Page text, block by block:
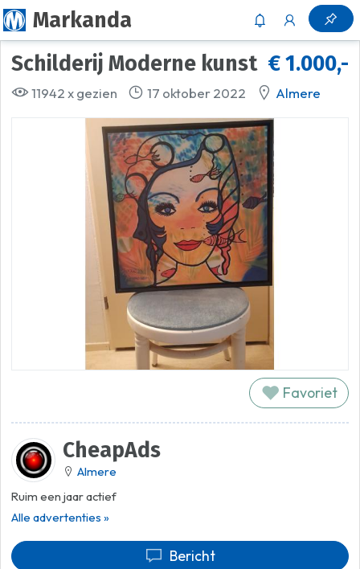
Markanda
€ 1.000,-
Schilderij Moderne kunst
11942 x gezien 17 oktober 2022 Almere
Favoriet
CheapAds
Almere
Ruim een jaar actief
Alle advertenties »
Bericht